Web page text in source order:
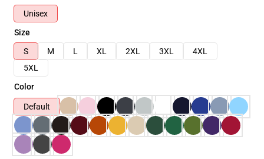
Unisex
Size
S
M L XL 2XL 3XL
4XL
5XL
Color
Default